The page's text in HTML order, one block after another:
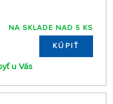
NA SKLADE NAD 5 KS
KÚPIŤ
u Vás